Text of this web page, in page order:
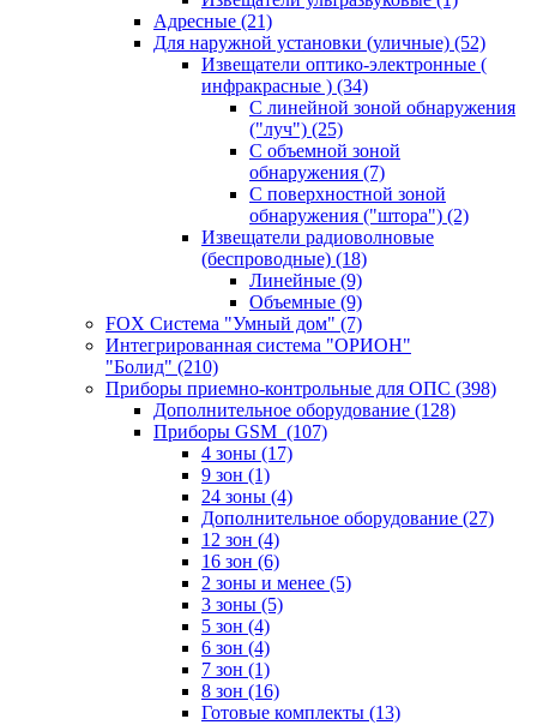
Адресные (21)
Для наружной установки (уличные) (52)
Извещатели оптико-электронные (
инфракрасные ) (34)
С линейной зоной обнаружения
("луч") (25)
С объемной зоной
обнаружения (7)
С поверхностной зоной
обнаружения ("штора") (2)
Извещатели радиоволновые
(беспроводные) (18)
Линейные (9)
Объемные (9)
FOX Система "Умный дом" (7)
Интегрированная система "ОРИОН"
"Болид" (210)
Приборы приемно-контрольные для ОПС (398)
Дополнительное оборудование (128)
Приборы GSM (107)
4 зоны (17)
9 зон (1)
24 зоны (4)
Дополнительное оборудование (27)
12 зон (4)
16 зон (6)
2 зоны и менее (5)
3 зоны (5)
5 зон (4)
6 зон (4)
7 зон (1)
8 зон (16)
Готовые комплекты (13)